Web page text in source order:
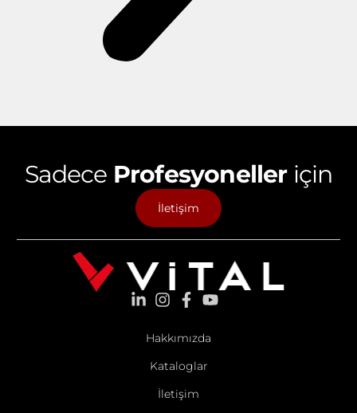
Sadece Profesyonelleriçin
İletişim
Hakkımızda
Kataloglar
İletişim